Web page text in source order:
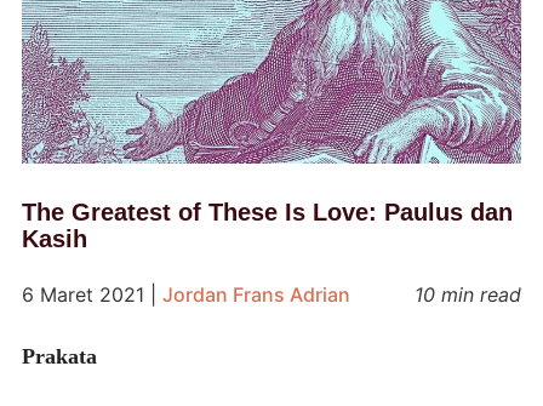
The Greatest of These Is Love: Paulus dan
Kasih
6 Maret 2021 Jordan Frans Adrian 10 min read
Prakata